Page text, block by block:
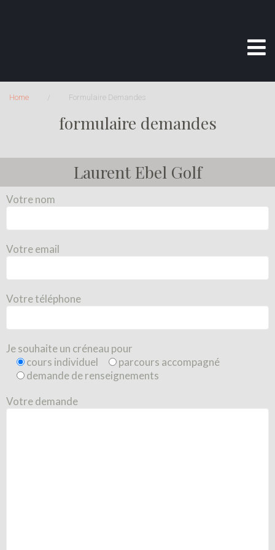
Home / Formulaire Demandes
formulaire demandes
Laurent Ebel Golf
Votre nom
Votre email
Votre téléphone
Je souhaite un créneau pour
cours individuel
parcours accompagné
demande de renseignements
Votre demande